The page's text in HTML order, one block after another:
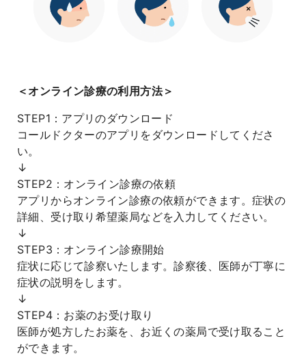
＜オンライン診療の利用方法＞
STEP1：アプリのダウンロード
コールドクターのアプリをダウンロードしてくださ
い。
↓
STEP2：オンライン診療の依頼
アプリからオンライン診療の依頼ができます。症状の
詳細、受け取り希望薬局などを入力してください。
↓
STEP3：オンライン診療開始
症状に応じて診察いたします。診察後、医師が丁寧に
症状の説明をします。
↓
STEP4：お薬のお受け取り
医師が処方したお薬を、お近くの薬局で受け取ること
ができます。